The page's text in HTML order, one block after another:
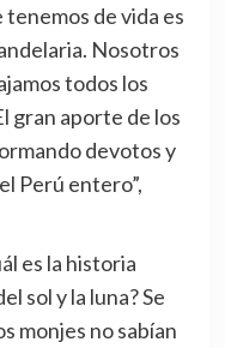
de vida es
Nosotros
todos los
gran aporte de los
devotos y
Perú entero”,
es la historia
sol y la luna? Se
monjes no sabían